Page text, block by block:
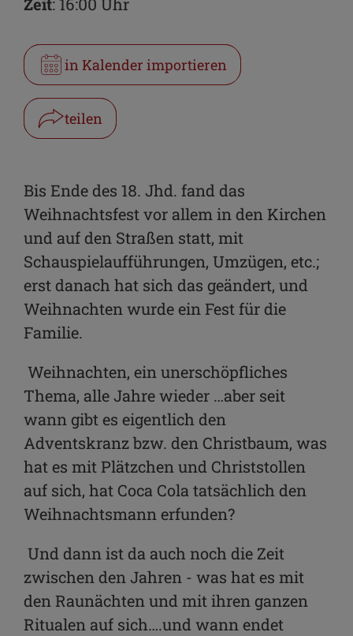
in Kalender importieren
teilen
WhatsApp
Link kopieren
E-Mail
Bis Ende des 18. Jhd. fand das
Weihnachtsfest vor allem in den Kirchen
und auf den Straßen statt, mit
Schauspielaufführungen, Umzügen, etc.;
erst danach hat sich das geändert, und
Weihnachten wurde ein Fest für die
Familie.
Weihnachten, ein unerschöpfliches
Thema, alle Jahre wieder …aber seit
wann gibt es eigentlich den
Adventskranz bzw. den Christbaum, was
hat es mit Plätzchen und Christstollen
auf sich, hat Coca Cola tatsächlich den
Weihnachtsmann erfunden?
Und dann ist da auch noch die Zeit
zwischen den Jahren - was hat es mit
den Raunächten und mit ihren ganzen
Ritualen auf sich….und wann endet